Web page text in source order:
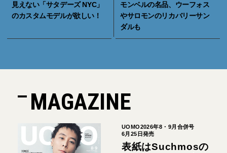
見えない「サタデーズ NYC」
のカスタムモデルが欲しい！
モンベルの名品、ウーフォス
やサロモンのリカバリーサン
ダルも
MAGAZINE
UOMO2026年8・9月合併号
6月25日発売
表紙はSuchmosの